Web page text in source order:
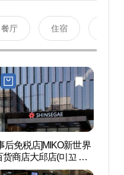
餐厅 住宿
后免税店]MIKO新世界
货商店大邱店(미꼬 신
계백화점 대구점)